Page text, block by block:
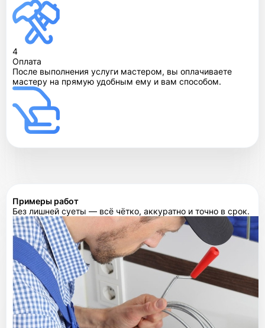
4
Оплата
После выполнения услуги мастером, вы оплачиваете
мастеру на прямую удобным ему и вам способом.
Примеры работ
Без лишней суеты — всё чётко, аккуратно и точно в срок.